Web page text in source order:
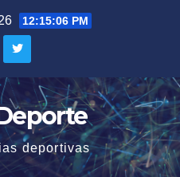
12:15:07 PM
deportivas